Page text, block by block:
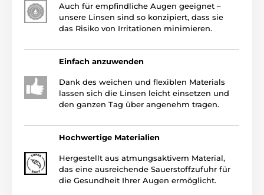
Auch für empfindliche Augen geeignet –
unsere Linsen sind so konzipiert, dass sie
das Risiko von Irritationen minimieren.
Einfach anzuwenden
Dank des weichen und flexiblen Materials
lassen sich die Linsen leicht einsetzen und
den ganzen Tag über angenehm tragen.
Hochwertige Materialien
Hergestellt aus atmungsaktivem Material,
das eine ausreichende Sauerstoffzufuhr für
die Gesundheit Ihrer Augen ermöglicht.